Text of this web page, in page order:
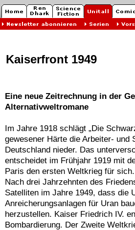
Kaiserfront 1949
Eine neue Zeitrechnung in der
Alternativweltromane
Im Jahre 1918 schlägt „Die
gewesener Härte die Arbeiter- und
Deutschland nieder. Das
entscheidet im Frühjahr 1919 mit
Paris den ersten Weltkrieg für sich.
Nach drei Jahrzehnten des
Satelliten im Jahre 1949, dass die
Anreicherungsanlagen für Uran
herzustellen. Kaiser Friedrich IV.
Bombardierung. Der Zweite